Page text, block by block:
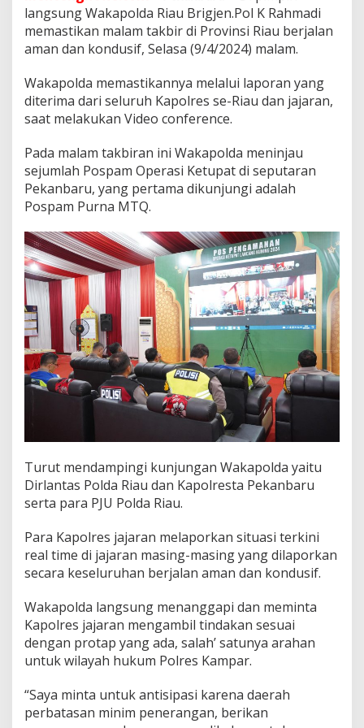
n
d
u
f
langsung Wakapolda Riau Brigjen.Pol K Rahmadi
memastikan malam takbir di Provinsi Riau berjalan
aman dan kondusif, Selasa (9/4/2024) malam.
Wakapolda memastikannya melalui laporan yang
diterima dari seluruh Kapolres se-Riau dan jajaran,
saat melakukan Video conference.
Pada malam takbiran ini Wakapolda meninjau
sejumlah Pospam Operasi Ketupat di seputaran
Pekanbaru, yang pertama dikunjungi adalah
Pospam Purna MTQ.
Turut mendampingi kunjungan Wakapolda yaitu
Dirlantas Polda Riau dan Kapolresta Pekanbaru
serta para PJU Polda Riau.
Para Kapolres jajaran melaporkan situasi terkini
real time di jajaran masing-masing yang dilaporkan
secara keseluruhan berjalan aman dan kondusif.
Wakapolda langsung menanggapi dan meminta
Kapolres jajaran mengambil tindakan sesuai
dengan protap yang ada, salah’ satunya arahan
untuk wilayah hukum Polres Kampar.
“Saya minta untuk antisipasi karena daerah
perbatasan minim penerangan, berikan